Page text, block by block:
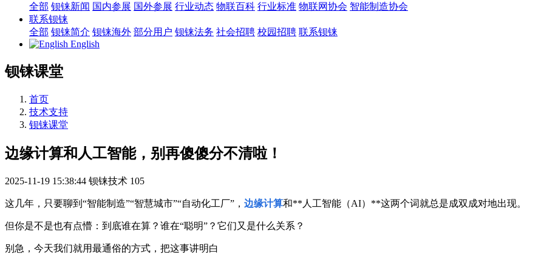
全部 钡铼新闻 国内参展 国外参展 行业动态 物联百科 行业标准 物联网协会 智能制造协会
联系钡铼
全部 钡铼简介 钡铼海外 部分用户 钡铼法务 社会招聘 校园招聘 联系钡铼
English
钡铼课堂
首页
技术支持
钡铼课堂
边缘计算和人工智能，别再傻傻分不清啦！
2025-11-19 15:38:44 钡铼技术 105
这几年，只要聊到“智能制造”“智慧城市”“自动化工厂”， 边缘计算和**人工智能（AI）**这两个词就总是成双成对地出现。
但你是不是也有点懵： 到底谁在算？谁在“聪明”？ 它们又是什么关系？
别急，今天我们就用最通俗的方式，把这事讲明白